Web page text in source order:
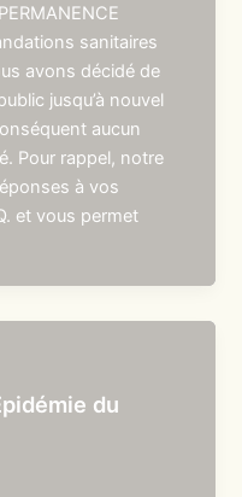
sanitaires
avons décidé de
jusqu’à nouvel
aucun
Pour rappel, notre
à vos
et vous permet
du